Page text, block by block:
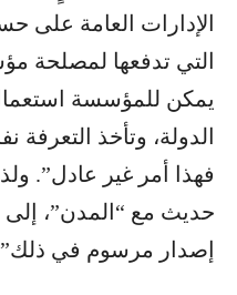
الإدارات العامة على
التي تدفعها لمصلحة
يمكن للمؤسسة استعمال
الدولة، وتأخذ
فهذا أمر غير عادل”.
حديث مع “المدن”،
إصدار مرسوم في